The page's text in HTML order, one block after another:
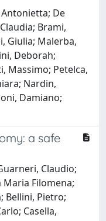
De
Brami,
Giulia; Malerba,
Deborah;
Massimo; Petelca,
Nardin,
Damiano;
a safe
Claudio;
Filomena;
Bellini, Pietro;
Casella,